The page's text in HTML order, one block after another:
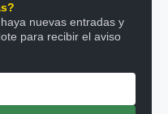
nuevas entradas y
para recibir el aviso